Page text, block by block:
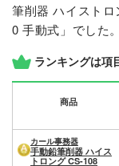
筆削器 ハイスト
0 手動式」でした。
ランキングは項
商品
カール事務器
手動鉛筆削器 ハイス
トロング CS-108